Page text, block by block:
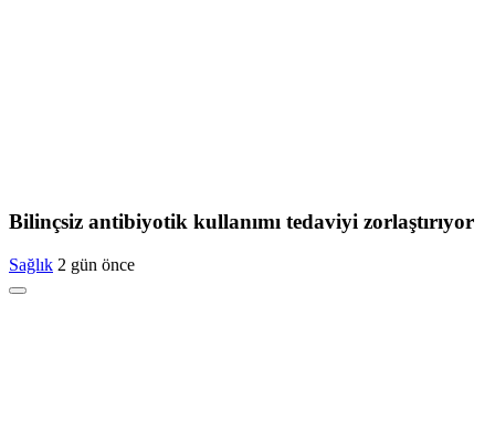
Bilinçsiz antibiyotik kullanımı tedaviyi zorlaştırıyor
Sağlık 2 gün önce